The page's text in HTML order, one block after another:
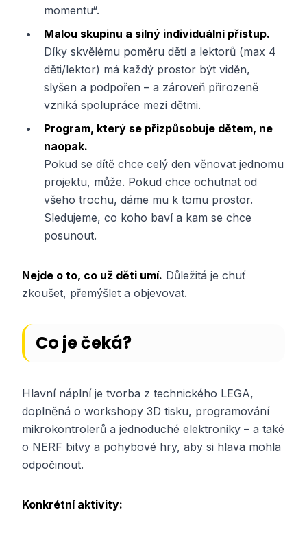
momentu“.
Malou skupinu a silný individuální přístup.
Díky skvělému poměru dětí a lektorů (max 4
děti/lektor) má každý prostor být viděn,
slyšen a podpořen – a zároveň přirozeně
vzniká spolupráce mezi dětmi.
Program, který se přizpůsobuje dětem, ne
naopak.
Pokud se dítě chce celý den věnovat jednomu
projektu, může. Pokud chce ochutnat od
všeho trochu, dáme mu k tomu prostor.
Sledujeme, co koho baví a kam se chce
posunout.
Nejde o to, co už děti umí. Důležitá je chuť
zkoušet, přemýšlet a objevovat.
Co je čeká?
Hlavní náplní je tvorba z technického LEGA,
doplněná o workshopy 3D tisku, programování
mikrokontrolerů a jednoduché elektroniky – a také
o NERF bitvy a pohybové hry, aby si hlava mohla
odpočinout.
Konkrétní aktivity: